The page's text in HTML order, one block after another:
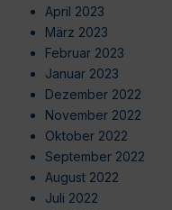
April 2023
März 2023
Februar 2023
Januar 2023
Dezember 2022
November 2022
Oktober 2022
September 2022
August 2022
Juli 2022